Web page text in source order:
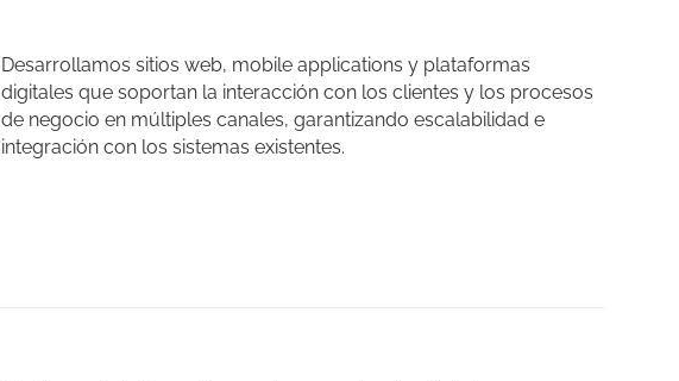
Desarrollamos sitios web, mobile applications y plataformas
digitales que soportan la interacción con los clientes y los procesos
de negocio en múltiples canales, garantizando escalabilidad e
integración con los sistemas existentes.